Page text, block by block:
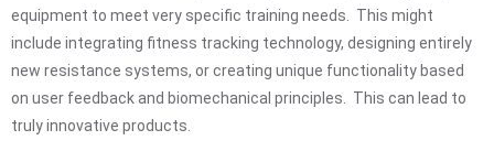
equipment to meet very specific training needs. This might
include integrating fitness tracking technology, designing entirely
new resistance systems, or creating unique functionality based
on user feedback and biomechanical principles. This can lead to
truly innovative products.